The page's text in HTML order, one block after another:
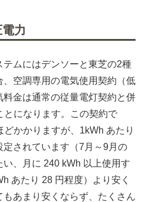
力
ムにはデンソーと東芝の2種
空調専用の電気使用契約（低
金は通常の従量電灯契約と併
とになります。この契約で
かかりますが、1kWh あたり
されています（7月～9月の
、月に 240 kWh 以上使用す
あたり 28 円程度）より安く
あまり安くならず、たくさん